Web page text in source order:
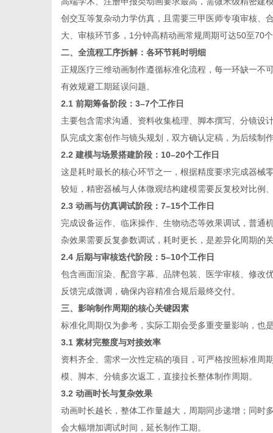
创交互等复杂动力学仿真，且需要三甲医师专项审核、
大、审核环节多，1分钟高精动画常规周期可达50至70
二、全流程工序拆解：各环节耗时明细
正规医疗三维动画制作遵循标准化流程，每一环缺一不
有效规避工期延误问题。
2.1 前期筹备阶段：3–7个工作日
主要包含需求沟通、资料收集梳理、脚本撰写、分镜设
队完成文案创作与镜头规划，双方确认定稿，为后续制
2.2 建模与场景搭建阶段：10–20个工作日
这是耗时最长的核心环节之一，根据精度要求完成器械
较短，精密器械与人体微观结构建模需要反复校对比例
2.3 动画与仿真调试阶段：7–15个工作日
完成设备运作、临床操作、生物动态等效果调试，普通
杂效果需要反复参数调试，耗时更长，是差异化周期的
2.4 后期与审核迭代阶段：5–10个工作日
包含画面渲染、配音字幕、品牌包装、医学审核、修改
反馈完成微调，确保内容精准合规后最终交付。
三、影响制作周期的核心关键因素
标准化周期仅为参考，实际工期会受多重变量影响，也
3.1 素材完整度与对接效率
资料齐全、需求一次性定稿的项目，可严格按照标准周
模、脚本、分镜多次返工，直接拉长整体制作周期。
3.2 动画时长与复杂效果
动画时长越长，整体工作量越大，周期同步递增；同时
会大幅增加调试时间，延长制作工期。